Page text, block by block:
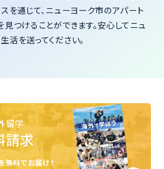
を通じて、ニューヨーク市のアパート
つけることができます。安心してニュ
を送ってください。
留学
請求
無料でお届け！